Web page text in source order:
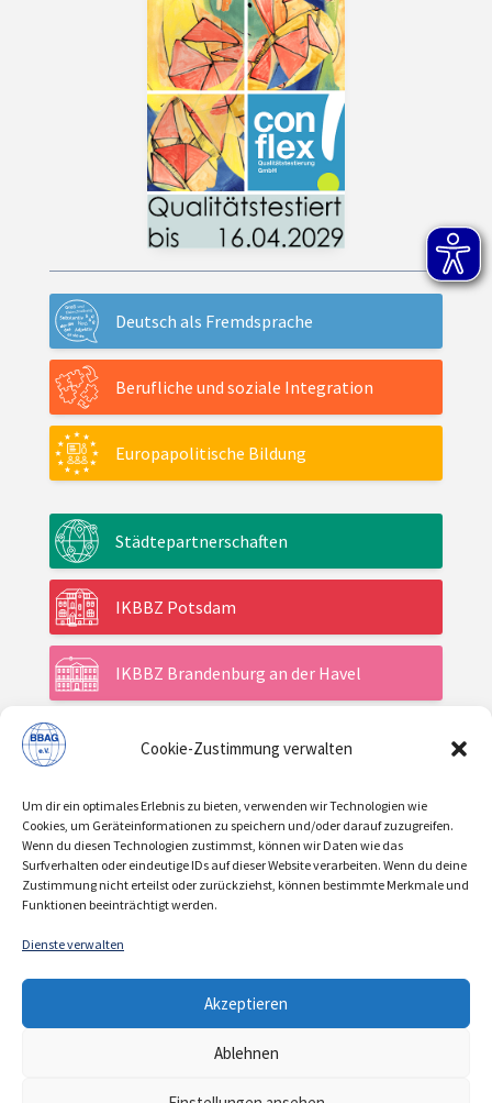
Cookie-Zustimmung verwalten
Um dir ein optimales Erlebnis zu bieten, verwenden wir Technologien wie
Cookies, um Geräteinformationen zu speichern und/oder darauf zuzugreifen.
Wenn du diesen Technologien zustimmst, können wir Daten wie das
Surfverhalten oder eindeutige IDs auf dieser Website verarbeiten. Wenn du deine
Zustimmung nicht erteilst oder zurückziehst, können bestimmte Merkmale und
Funktionen beeinträchtigt werden.
Dienste verwalten
Akzeptieren
Ablehnen
Deutsch als Fremdsprache
Berufliche und soziale Integration
Europapolitische Bildung
Städtepartnerschaften
IKBBZ Potsdam
IKBBZ Brandenburg an der Havel
Veranstaltungen
Über uns / Verein
IMPRESSUM
COOKIE-RICHTLINIE